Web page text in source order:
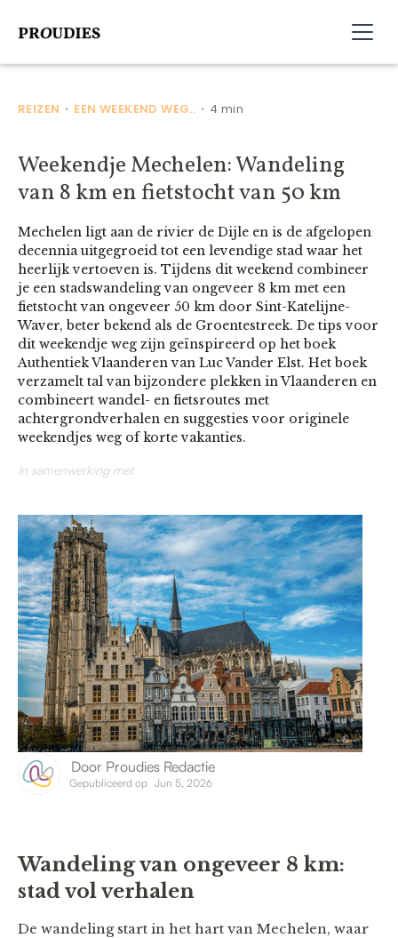
REIZEN • EEN WEEKEND WEG.. • 4 min
Weekendje Mechelen: Wandeling
van 8 km en fietstocht van 50 km
Mechelen ligt aan de rivier de Dijle en is de afgelopen
decennia uitgegroeid tot een levendige stad waar het
heerlijk vertoeven is. Tijdens dit weekend combineer
je een stadswandeling van ongeveer 8 km met een
fietstocht van ongeveer 50 km door Sint-Katelijne-
Waver, beter bekend als de Groentestreek. De tips voor
dit weekendje weg zijn geïnspireerd op het boek
Authentiek Vlaanderen van Luc Vander Elst. Het boek
verzamelt tal van bijzondere plekken in Vlaanderen en
combineert wandel- en fietsroutes met
achtergrondverhalen en suggesties voor originele
weekendjes weg of korte vakanties.
In samenwerking met
Door Proudies Redactie
Gepubliceerd op Jun 5, 2026
Wandeling van ongeveer 8 km:
stad vol verhalen
De wandeling start in het hart van Mechelen, waar